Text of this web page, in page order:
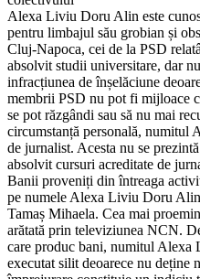
Alexa Liviu Doru Alin este
pentru limbajul său grobian și
Cluj-Napoca, cei de la PSD
absolvit studii universitare, dar
infracțiunea de înșelăciune
membrii PSD nu pot fi mijloace
se pot răzgândi sau să nu mai
circumstanță personală,
de jurnalist. Acesta nu se
absolvit cursuri acreditate de
Banii proveniți din întreaga
pe numele Alexa Liviu Doru
Tamaș Mihaela. Cea mai
arătată prin televiziunea NCN.
care produc bani, numitul
executat silit deoarece nu deține